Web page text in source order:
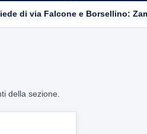
di via Falcone e Borsellino:
della sezione.